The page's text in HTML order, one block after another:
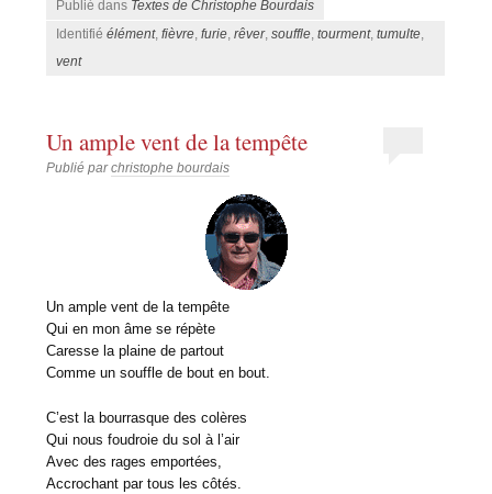
Publié dans Textes de Christophe Bourdais
Identifiéélément,fièvre ,furie ,rêver,souffle ,tourment,tumulte
vent
Un ample vent de la tempête
Publié parchristophe bourdais
Un ample vent de la tempête
Qui en mon âme se répète
Caresse la plaine de partout
Comme un souffle de bout en bout.
C’est la bourrasque des colères
Qui nous foudroie du sol à l’air
Avec des rages emportées,
Accrochant par tous les côtés.